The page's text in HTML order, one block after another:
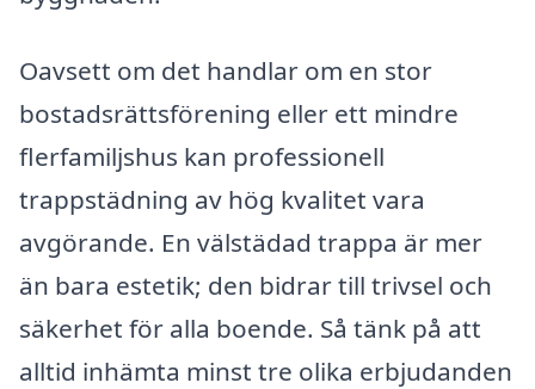
Oavsett om det handlar om en stor
bostadsrättsförening eller ett mindre
flerfamiljshus kan professionell
trappstädning av hög kvalitet vara
avgörande. En välstädad trappa är mer
än bara estetik; den bidrar till trivsel och
säkerhet för alla boende. Så tänk på att
alltid inhämta minst tre olika erbjudanden